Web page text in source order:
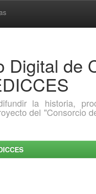
Digital de
la historia,
del "Consorcio